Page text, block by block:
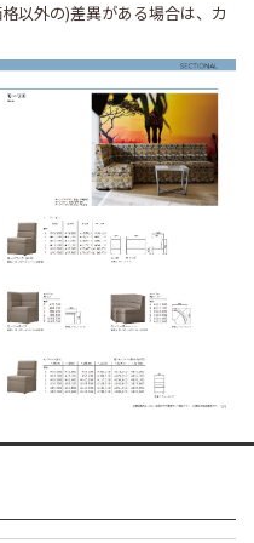
以外の)差異がある場合は、カ